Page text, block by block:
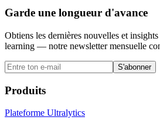
Garde une longueur d'avance
Obtiens les dernières nouvelles et
learning — notre newsletter mensuelle
S'abonner
Produits
Plateforme Ultralytics